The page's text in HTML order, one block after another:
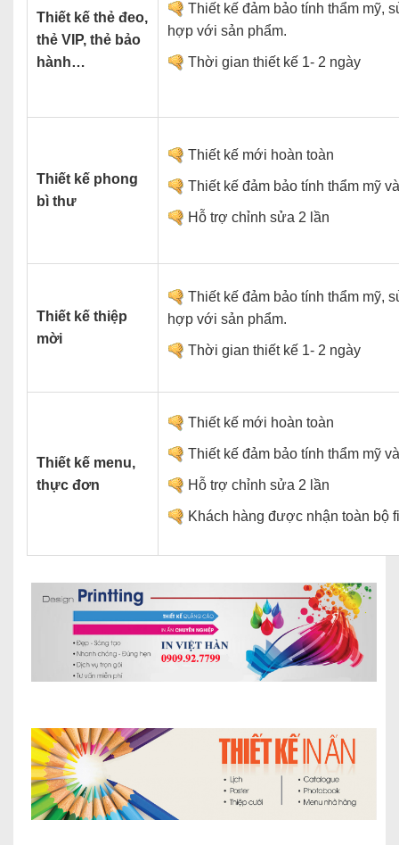
Thiết kế thẻ đeo,
thẻ VIP, thẻ bảo
hành…
Thiết kế đảm bảo tính thẩm mỹ,
hợp với sản phẩm.
Thời gian thiết kế 1- 2 ngày
Thiết kế phong
bì thư
Thiết kế mới hoàn toàn
Thiết kế đảm bảo tính thẩm mỹ
Hỗ trợ chỉnh sửa 2 lần
Thiết kế thiệp
mời
Thiết kế đảm bảo tính thẩm mỹ,
hợp với sản phẩm.
Thời gian thiết kế 1- 2 ngày
Thiết kế menu,
thực đơn
Thiết kế mới hoàn toàn
Thiết kế đảm bảo tính thẩm mỹ
Hỗ trợ chỉnh sửa 2 lần
Khách hàng được nhận toàn bộ